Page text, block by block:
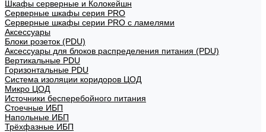
Шкафы серверные и Колокейшн
Серверные шкафы серия PRO
Серверные шкафы серии PRO с ламелями
Аксессуары
Блоки розеток (PDU)
Аксессуары для блоков распределения питания (PDU)
Вертикальные PDU
Горизонтальные PDU
Система изоляции коридоров ЦОД
Микро ЦОД
Источники бесперебойного питания
Стоечные ИБП
Напольные ИБП
Трёхфазные ИБП